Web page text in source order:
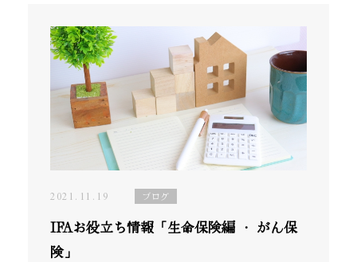
2021.11.19 ブログ
IFAお役立ち情報「生命保険編 ・ がん保
険」